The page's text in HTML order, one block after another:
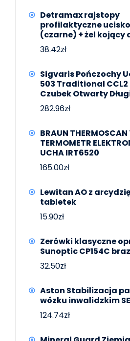
Detramax rajstopy
profilaktyczne
(czarne) + żel kojący
38.42zł
Sigvaris Pończochy
503 Traditional CCL2
Czubek Otwarty
282.96zł
BRAUN THERMOSCAN
TERMOMETR
UCHA IRT6520
165.00zł
Lewitan AO z
tabletek
15.90zł
Zerówki klasyczne
Sunoptic CP154C
32.50zł
Aston Stabilizacja
wózku inwalidzkim
124.74zł